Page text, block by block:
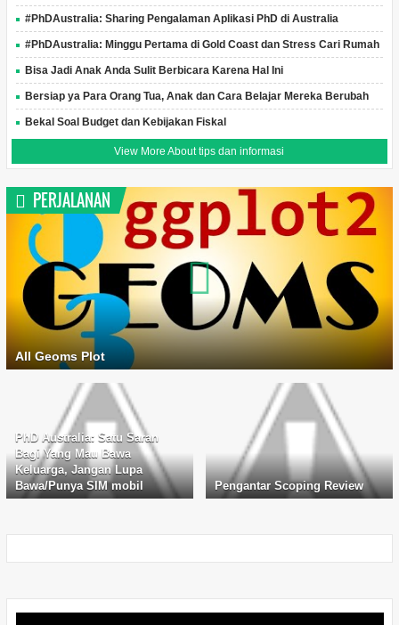
#PhDAustralia: Sharing Pengalaman Aplikasi PhD di Australia
#PhDAustralia: Minggu Pertama di Gold Coast dan Stress Cari Rumah
Bisa Jadi Anak Anda Sulit Berbicara Karena Hal Ini
Bersiap ya Para Orang Tua, Anak dan Cara Belajar Mereka Berubah
Bekal Soal Budget dan Kebijakan Fiskal
View More About tips dan informasi
PERJALANAN
All Geoms Plot
PhD Australia: Satu Saran
Bagi Yang Mau Bawa
Keluarga, Jangan Lupa
Bawa/Punya SIM mobil
Pengantar Scoping Review